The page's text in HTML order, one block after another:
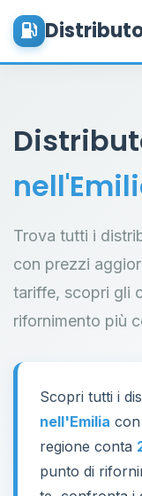
Trova tutti i
con prezzi
tariffe, scopri gli
rifornimento più
Scopri tutti i
nell'Emilia
regione conta
punto di